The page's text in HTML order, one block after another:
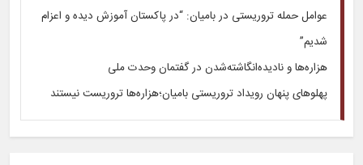
عوامل حمله تروریستی در بامیان: “در پاکستان آموزش دیده و اعزام
شدیم”
هزاره‌ها و نادیده‌انگاشته‌شدن در گفتمان وحدت ملی
پهلوهای پنهان رویداد تروریستی بامیان؛هزاره‌ها تروریست نیستند